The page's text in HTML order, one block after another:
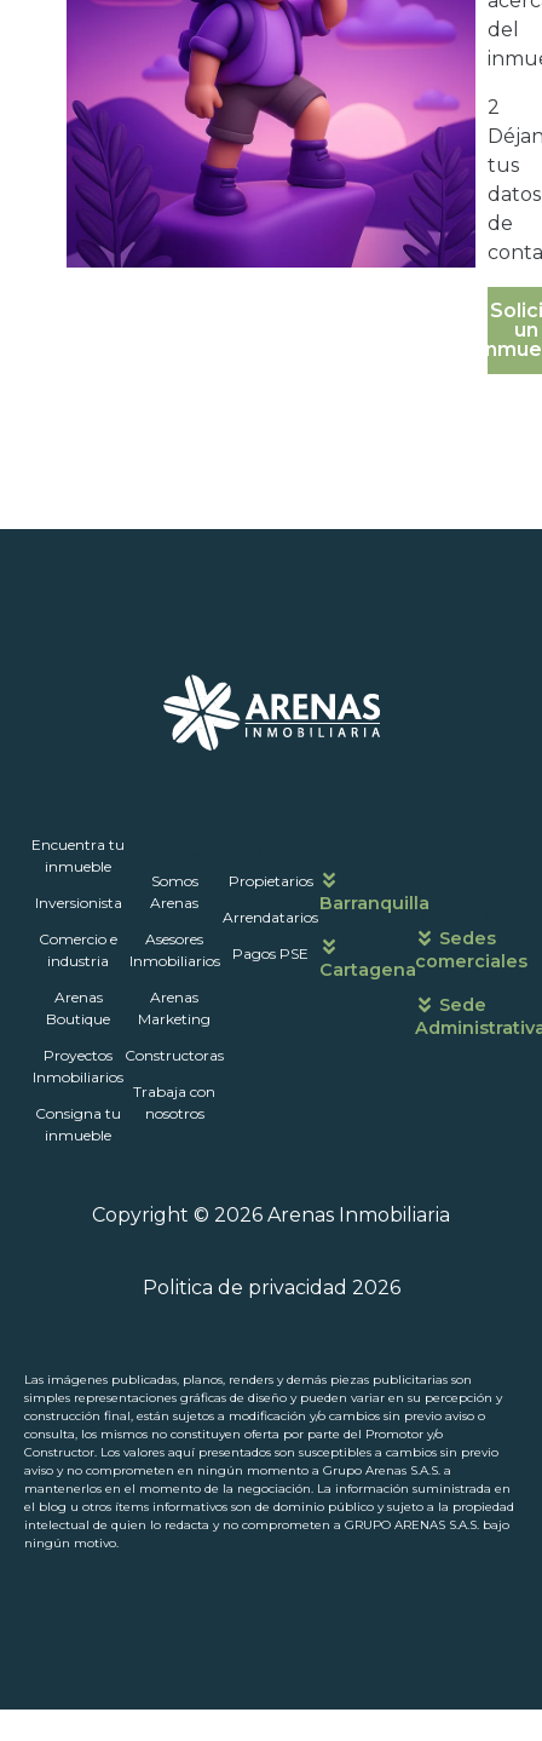
del
2
tus
datos
de
un
Encuentra tu
inmueble
Inversionista
Comercio e
industria
Arenas
Boutique
Proyectos
Inmobiliarios
Consigna tu
inmueble
Somos
Arenas
Asesores
Inmobiliarios
Arenas
Marketing
Constructoras
Trabaja con
nosotros
Propietarios
Arrendatarios
Pagos PSE
Barranquilla
Cartagena
atención
Sedes
comerciales
Sede
Copyright © 2026 Arenas Inmobiliaria
Politica de privacidad 2026
Las imágenes publicadas, planos, renders y demás piezas publicitarias son
simples representaciones gráficas de diseño y pueden variar en su percepción y
construcción final, están sujetos a modificación y/o cambios sin previo aviso o
consulta, los mismos no constituyen oferta por parte del Promotor y/o
Constructor. Los valores aquí presentados son susceptibles a cambios sin previo
aviso y no comprometen en ningún momento a Grupo Arenas S.A.S. a
mantenerlos en el momento de la negociación. La información suministrada en
el blog u otros ítems informativos son de dominio público y sujeto a la propiedad
intelectual de quien lo redacta y no comprometen a GRUPO ARENAS S.A.S. bajo
ningún motivo.